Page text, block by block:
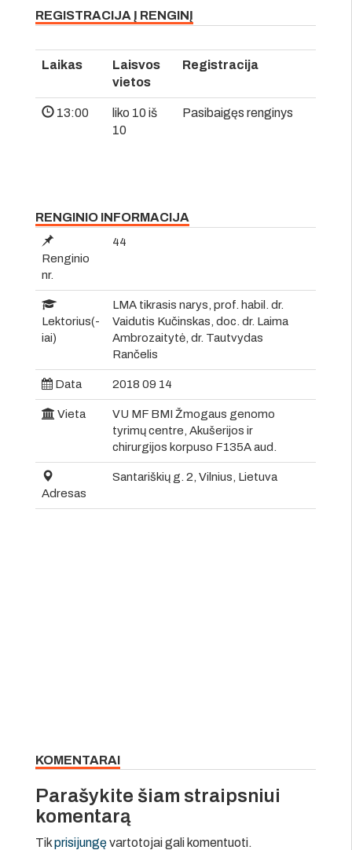
REGISTRACIJA Į RENGINĮ
Laikas
Laisvos
vietos
Registracija
13:00
liko 10 iš
10
Pasibaigęs renginys
RENGINIO INFORMACIJA
Renginio
nr.
44
Lektorius(-
iai)
LMA tikrasis narys, prof. habil. dr.
Vaidutis Kučinskas, doc. dr. Laima
Ambrozaitytė, dr. Tautvydas
Rančelis
Data 2018 09 14
Vieta
VU MF BMI Žmogaus genomo
tyrimų centre, Akušerijos ir
chirurgijos korpuso F135A aud.
Adresas
Santariškių g. 2, Vilnius, Lietuva
KOMENTARAI
Parašykite šiam straipsniui
komentarą
Tikprisijungęvartotojai gali komentuoti.